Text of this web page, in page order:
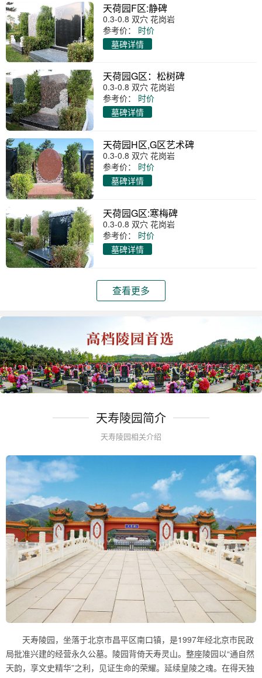
天荷园F区:静碑
0.3-0.8 双穴 花岗岩
参考价：
时价
墓碑详情
天荷园G区：松树碑
0.3-0.8 双穴 花岗岩
参考价：
时价
墓碑详情
天荷园H区,G区艺术碑
0.3-0.8 双穴 花岗岩
参考价：
时价
墓碑详情
天荷园G区:寒梅碑
0.3-0.8 双穴 花岗岩
参考价：
时价
墓碑详情
查看更多
天寿陵园简介
天寿陵园相关介绍
天寿陵园，坐落于北京市昌平区南口镇，是1997年经北京市民政
局批准兴建的经营永久公墓。陵园背倚天寿灵山。整座陵园以“通自然
天韵，享文史精华”之利，见证生命的荣耀。延续皇陵之魂。在得天独